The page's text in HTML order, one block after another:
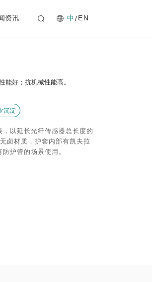
资讯 中 EN
能好；抗机械性能高。
沉淀
以延长光纤传感器总长度的
卤材质，护套内部有凯夫拉
护管的场景使用。